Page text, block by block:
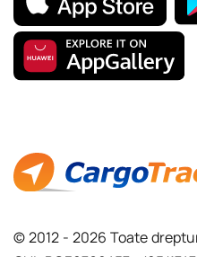
© 2012 - 2026 Toate